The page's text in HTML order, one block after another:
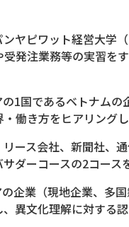
ヤピワット経営大学
発注業務等の実習を
1国であるベトナム
働き方をヒアリング
ース会社、新聞社、
ダーコースの2コース
企業（現地企業、多
異文化理解に対する認